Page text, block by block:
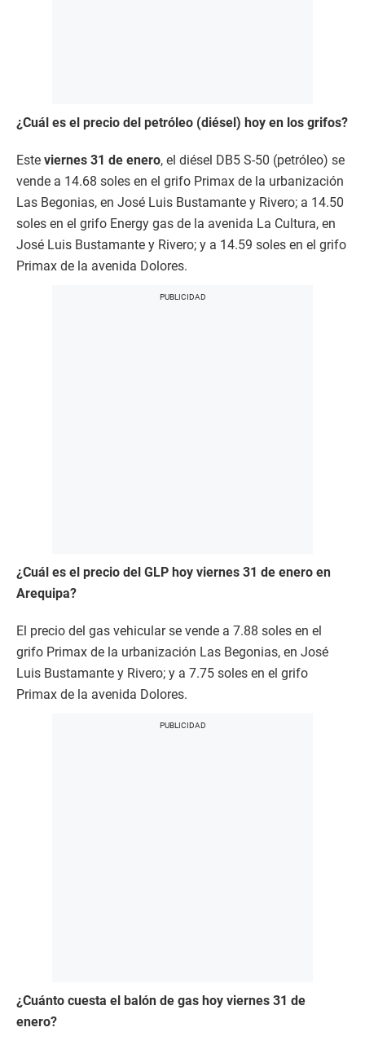
¿Cuál es el precio del petróleo (diésel) hoy en los grifos?
Este viernes 31 de enero, el diésel DB5 S-50 (petróleo) se
vende a 14.68 soles en el grifo Primax de la urbanización
Las Begonias, en José Luis Bustamante y Rivero; a 14.50
soles en el grifo Energy gas de la avenida La Cultura, en
José Luis Bustamante y Rivero; y a 14.59 soles en el grifo
Primax de la avenida Dolores.
¿Cuál es el precio del GLP hoy viernes 31 de enero en
Arequipa?
El precio del gas vehicular se vende a 7.88 soles en el
grifo Primax de la urbanización Las Begonias, en José
Luis Bustamante y Rivero; y a 7.75 soles en el grifo
Primax de la avenida Dolores.
¿Cuánto cuesta el balón de gas hoy viernes 31 de
enero?